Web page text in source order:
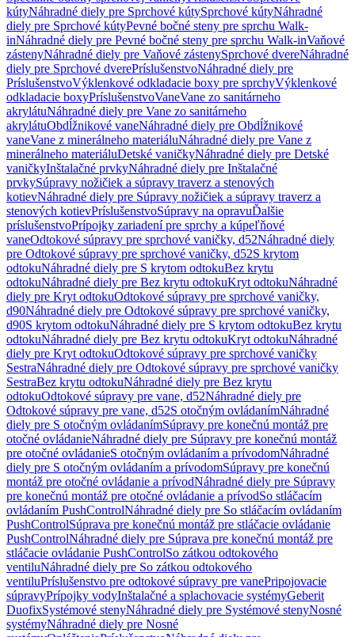
kútyNáhradné diely pre Sprchové kútySprchové kútyNáhradné
diely pre Sprchové kútyPevné bočné steny pre sprchu Walk-
inNáhradné diely pre Pevné bočné steny pre sprchu Walk-inVaňové
zástenyNáhradné diely pre Vaňové zástenySprchové dvereNáhradné
diely pre Sprchové dverePríslušenstvoNáhradné diely pre
PríslušenstvoVýklenkové odkladacie boxy pre sprchyVýklenkové
odkladacie boxyPríslušenstvoVaneVane zo sanitárneho
akrylátuNáhradné diely pre Vane zo sanitárneho
akrylátuObdĺžnikové vaneNáhradné diely pre Obdĺžnikové
vaneVane z minerálneho materiáluNáhradné diely pre Vane z
minerálneho materiáluDetské vaničkyNáhradné diely pre Detské
vaničkyInštalačné prvkyNáhradné diely pre Inštalačné
prvkySúpravy nožičiek a súpravy traverz a stenových
kotievNáhradné diely pre Súpravy nožičiek a súpravy traverz a
stenových kotievPríslušenstvoSúpravy na opravuĎalšie
príslušenstvoPrípojky zariadení pre sprchy a kúpeľňové
vaneOdtokové súpravy pre sprchové vaničky, d52Náhradné diely
pre Odtokové súpravy pre sprchové vaničky, d52S krytom
odtokuNáhradné diely pre S krytom odtokuBez krytu
odtokuNáhradné diely pre Bez krytu odtokuKryt odtokuNáhradné
diely pre Kryt odtokuOdtokové súpravy pre sprchové vaničky,
d90Náhradné diely pre Odtokové súpravy pre sprchové vaničky,
d90S krytom odtokuNáhradné diely pre S krytom odtokuBez krytu
odtokuNáhradné diely pre Bez krytu odtokuKryt odtokuNáhradné
diely pre Kryt odtokuOdtokové súpravy pre sprchové vaničky
SestraNáhradné diely pre Odtokové súpravy pre sprchové vaničky
SestraBez krytu odtokuNáhradné diely pre Bez krytu
odtokuOdtokové súpravy pre vane, d52Náhradné diely pre
Odtokové súpravy pre vane, d52S otočným ovládanímNáhradné
diely pre S otočným ovládanímSúpravy pre konečnú montáž pre
otočné ovládanieNáhradné diely pre Súpravy pre konečnú montáž
pre otočné ovládanieS otočným ovládaním a prívodomNáhradné
diely pre S otočným ovládaním a prívodomSúpravy pre konečnú
montáž pre otočné ovládanie a prívodNáhradné diely pre Súpravy
pre konečnú montáž pre otočné ovládanie a prívodSo stláčacím
ovládaním PushControlNáhradné diely pre So stláčacím ovládaním
PushControlSúprava pre konečnú montáž pre stláčacie ovládanie
PushControlNáhradné diely pre Súprava pre konečnú montáž pre
stláčacie ovládanie PushControlSo zátkou odtokového
ventiluNáhradné diely pre So zátkou odtokového
ventiluPríslušenstvo pre odtokové súpravy pre vanePripojovacie
súpravyPrípojky vodyInštalačné a splachovacie systémyGeberit
DuofixSystémové stenyNáhradné diely pre Systémové stenyNosné
systémyNáhradné diely pre Nosné